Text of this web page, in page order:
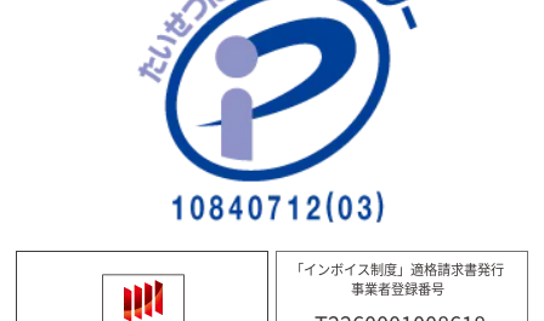
「インボイス制度」適格請求書発行
事業者登録番号